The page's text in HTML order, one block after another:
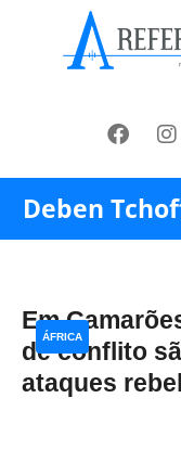
Deben
Em
de conflito
ataques
ÁFRICA